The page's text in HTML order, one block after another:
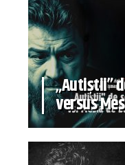
„Autiștii”
versus